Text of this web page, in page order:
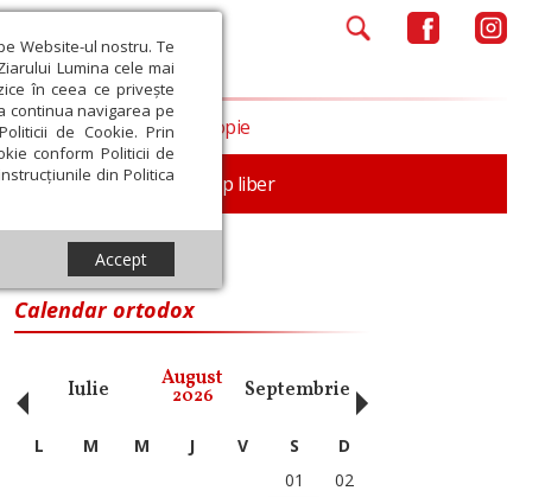
Website-ul nostru. Te
Lumina cele mai
în ceea ce privește
continua navigarea pe
de Cookie. Prin
conform Politicii de
din Politica
Accept
Familie Timp liber
Opinii Filantropie
Calendar ortodox
Iulie August
2026 Septembrie Octombrie
‹ L M M J V S
D
01
02